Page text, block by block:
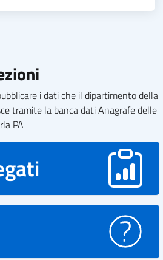
i dati che il dipartimento della
tramite la banca dati Anagrafe delle
PA